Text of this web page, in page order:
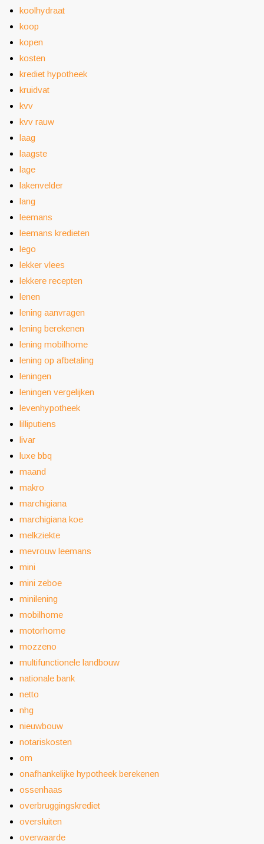
koolhydraat
koop
kopen
kosten
krediet hypotheek
kruidvat
kvv
kvv rauw
laag
laagste
lage
lakenvelder
lang
leemans
leemans kredieten
lego
lekker vlees
lekkere recepten
lenen
lening aanvragen
lening berekenen
lening mobilhome
lening op afbetaling
leningen
leningen vergelijken
levenhypotheek
lilliputiens
livar
luxe bbq
maand
makro
marchigiana
marchigiana koe
melkziekte
mevrouw leemans
mini
mini zeboe
minilening
mobilhome
motorhome
mozzeno
multifunctionele landbouw
nationale bank
netto
nhg
nieuwbouw
notariskosten
om
onafhankelijke hypotheek berekenen
ossenhaas
overbruggingskrediet
oversluiten
overwaarde